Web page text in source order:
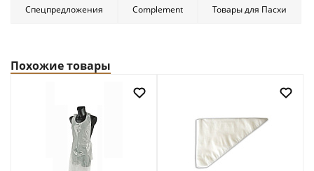
Спецпредложения Complement Товары для Пасхи
Похожие товары